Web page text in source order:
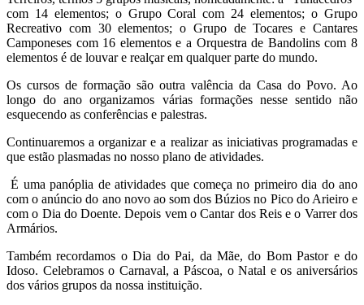
com 14 elementos; o Grupo Coral com 24 elementos; o Grupo
Recreativo com 30 elementos; o Grupo de Tocares e Cantares
Camponeses com 16 elementos e a Orquestra de Bandolins com 8
elementos é de louvar e realçar em qualquer parte do mundo.
Os cursos de formação são outra valência da Casa do Povo. Ao
longo do ano organizamos várias formações nesse sentido não
esquecendo as conferências e palestras.
Continuaremos a organizar e a realizar as iniciativas programadas e
que estão plasmadas no nosso plano de atividades.
É uma panóplia de atividades que começa no primeiro dia do ano
com o anúncio do ano novo ao som dos Búzios no Pico do Arieiro e
com o Dia do Doente. Depois vem o Cantar dos Reis e o Varrer dos
Armários.
Também recordamos o Dia do Pai, da Mãe, do Bom Pastor e do
Idoso. Celebramos o Carnaval, a Páscoa, o Natal e os aniversários
dos vários grupos da nossa instituição.